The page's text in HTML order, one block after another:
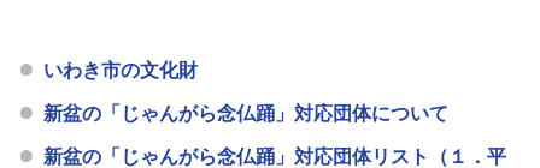
いわき市の文化財
新盆の「じゃんがら念仏踊」対応団体について
新盆の「じゃんがら念仏踊」対応団体リスト（１．平